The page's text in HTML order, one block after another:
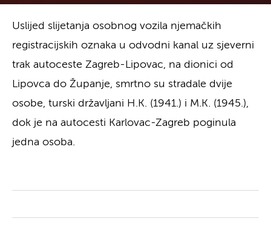
Uslijed slijetanja osobnog vozila njemačkih
registracijskih oznaka u odvodni kanal uz sjeverni
trak autoceste Zagreb-Lipovac, na dionici od
Lipovca do Županje, smrtno su stradale dvije
osobe, turski državljani H.K. (1941.) i M.K. (1945.),
dok je na autocesti Karlovac-Zagreb poginula
jedna osoba.